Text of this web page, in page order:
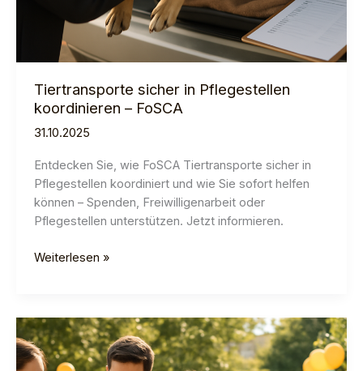
Tiertransporte sicher in Pflegestellen
koordinieren – FoSCA
31.10.2025
Entdecken Sie, wie FoSCA Tiertransporte sicher in
Pflegestellen koordiniert und wie Sie sofort helfen
können – Spenden, Freiwilligenarbeit oder
Pflegestellen unterstützen. Jetzt informieren.
Tiertransporte
koordinieren
–
Weiterlesen »